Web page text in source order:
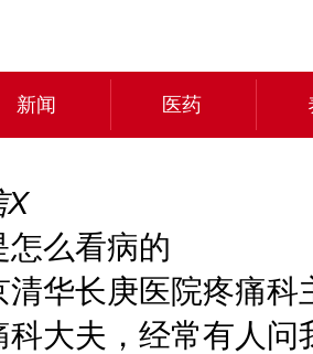
新闻 医药
X
么看病的
清华长庚医院疼痛
科大夫，经常有人